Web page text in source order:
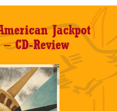
Jackpot
CD-Review